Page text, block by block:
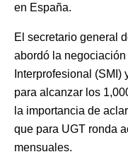
en España.
El secretario general
abordó la
Interprofesional
para alcanzar los
la importancia de
que para UGT ronda
mensuales.